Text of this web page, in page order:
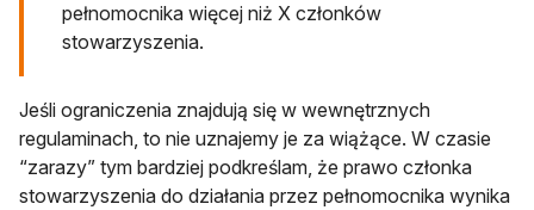
pełnomocnika więcej niż X członków
stowarzyszenia.
Jeśli ograniczenia znajdują się w wewnętrznych
regulaminach, to nie uznajemy je za wiążące. W czasie
“zarazy” tym bardziej podkreślam, że prawo członka
stowarzyszenia do działania przez pełnomocnika wynika